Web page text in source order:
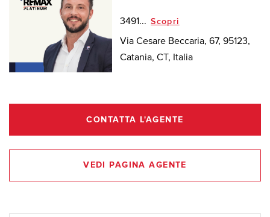
3491... Scopri
Via Cesare Beccaria, 67, 95123,
Catania, CT, Italia
CONTATTA L'AGENTE
VEDI PAGINA AGENTE